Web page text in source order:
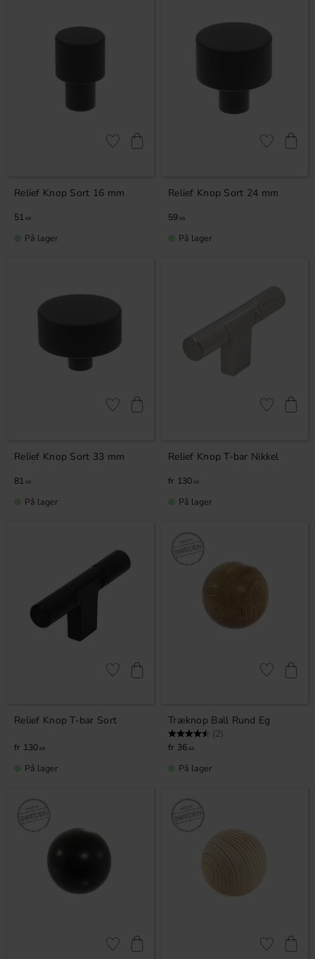
Relief Knop Sort 16 mm
51 KR
Gem som favorit
På lager
Relief Knop Sort 24 mm
59 KR
Gem som
På lager
Relief Knop Sort 33 mm
81 KR
Gem som favorit
På lager
Relief Knop T-bar Nikkel
130 KR
Gem som
På lager
Relief Knop T-bar Sort
130 KR
Gem som favorit
På lager
Træknop Ball Rund Eg
Vurdering: (2)
36 KR
Gem som
På lager
Gem som favorit Gem som